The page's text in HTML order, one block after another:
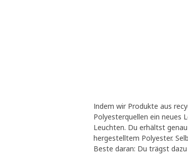
Indem wir Produkte aus
Polyesterquellen ein neues
Leuchten. Du erhältst
hergestelltem Polyester.
Beste daran: Du trägst